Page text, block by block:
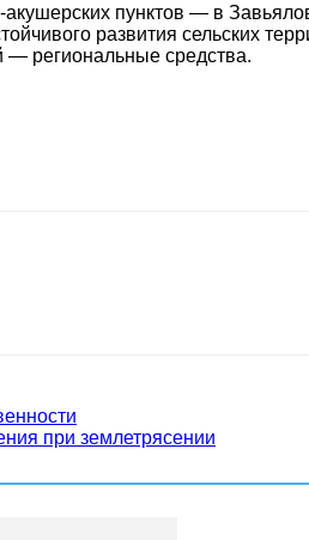
пунктов — в
развития сельских
— региональные средства.
при землетрясении